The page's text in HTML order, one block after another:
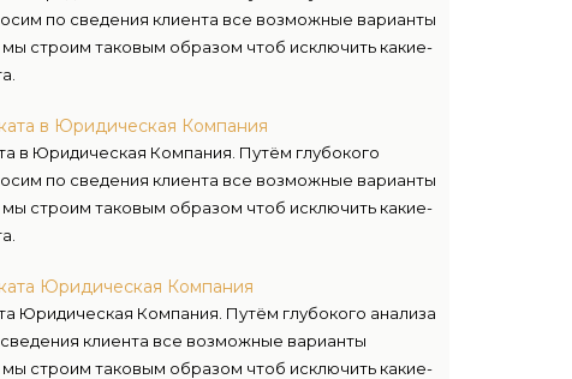
по сведения клиента все возможные варианты
строим таковым образом чтоб исключить какие-
в Юридическая Компания
в Юридическая Компания. Путём глубокого
по сведения клиента все возможные варианты
строим таковым образом чтоб исключить какие-
Юридическая Компания
Юридическая Компания. Путём глубокого анализа
клиента все возможные варианты
строим таковым образом чтоб исключить какие-